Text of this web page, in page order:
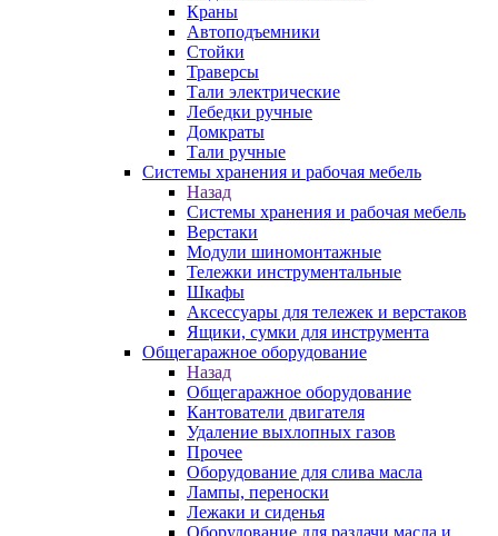
Краны
Автоподъемники
Стойки
Траверсы
Тали электрические
Лебедки ручные
Домкраты
Тали ручные
Системы хранения и рабочая мебель
Назад
Системы хранения и рабочая мебель
Верстаки
Модули шиномонтажные
Тележки инструментальные
Шкафы
Аксессуары для тележек и верстаков
Ящики, сумки для инструмента
Общегаражное оборудование
Назад
Общегаражное оборудование
Кантователи двигателя
Удаление выхлопных газов
Прочее
Оборудование для слива масла
Лампы, переноски
Лежаки и сиденья
Оборудование для раздачи масла и